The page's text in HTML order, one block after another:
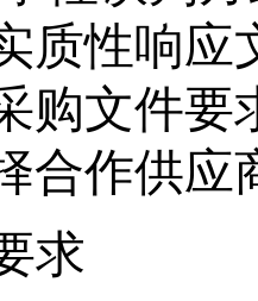
质性响应
购文件要
合作供应
求